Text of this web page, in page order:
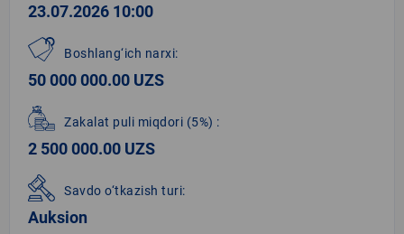
23.07.2026 10:00
Boshlang‘ich narxi:
50 000 000.00 UZS
Zakalat puli miqdori (5%) :
2 500 000.00 UZS
Savdo o‘tkazish turi:
Auksion